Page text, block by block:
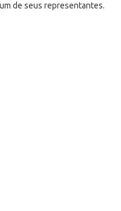
de seus representantes.